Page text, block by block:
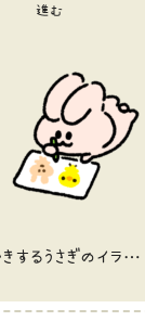
進む
お絵かきするうさぎのイラスト